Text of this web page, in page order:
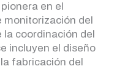
en el
del
coordinación del
incluyen el diseño
fabricación del